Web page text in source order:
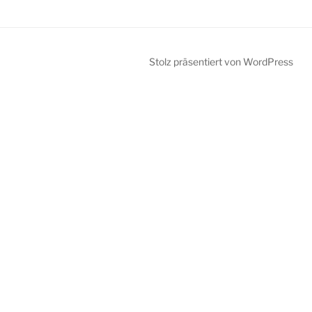
Stolz präsentiert von WordPress